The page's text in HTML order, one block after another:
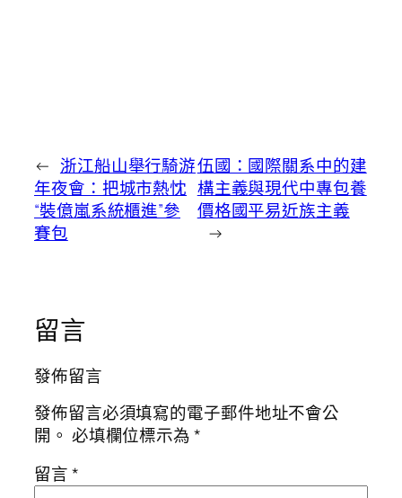
← 浙江船山舉行騎游
年夜會：把城市熱忱
“裝億嵐系統櫃進”參
賽包
伍國：國際關系中的建
構主義與現代中專包養
價格國平易近族主義
→
留言
發佈留言
發佈留言必須填寫的電子郵件地址不會公
開。 必填欄位標示為*
留言*